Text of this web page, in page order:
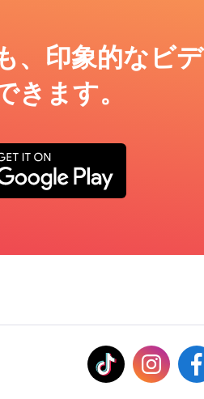
、印象的なビデ
きます。